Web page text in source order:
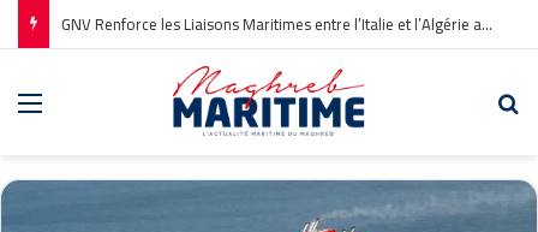
GNV Renforce les Liaisons Maritimes entre l’Italie et l’Algérie avec une Nouvelle Ligne Civitavecchia – Annaba